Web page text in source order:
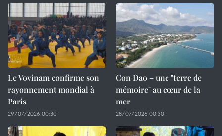
Le Vovinam confirme son
rayonnement mondial à
Paris
29/07/2026 00:30
Con Dao – une "terre de
mémoire" au cœur de la
mer
28/07/2026 00:30